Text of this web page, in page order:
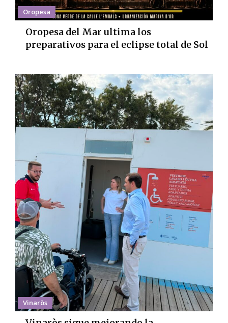
Oropesa
Oropesa del Mar ultima los
preparativos para el eclipse total de Sol
Vinaròs